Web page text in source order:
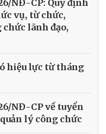
NĐ-CP: Quy định
vụ, từ chức,
lãnh đạo,
hiệu lực từ tháng
NĐ-CP về tuyển
lý công chức